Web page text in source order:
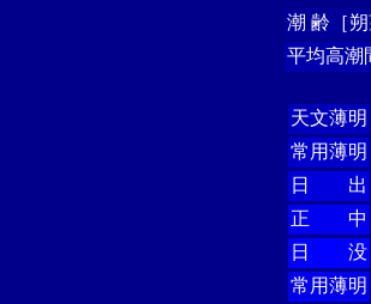
潮 齢［朔
平均高潮
天文薄明
常用薄明
日 出
正 中
日 没
常用薄明